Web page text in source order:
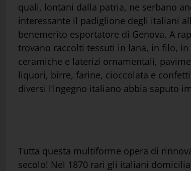
quali, lontani dalla patria, ne serbano
interessante il padiglione degli italiani
benemerito esportatore di Genova. A
trovano raccolti tessuti in lana, in filo,
ceramiche e laterizi ornamentali,
liquori, birre, farine, cioccolata e
diversi l’ingegno italiano abbia saputo
Tutta questa multiforme opera di
secolo! Nel 1870 rari gli italiani